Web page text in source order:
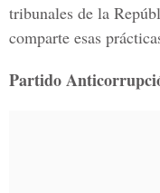
tribunales de la
comparte esas
Partido